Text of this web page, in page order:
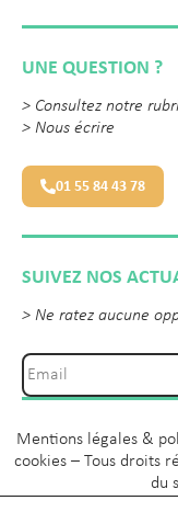
UNE QUESTION ?
> Consultez notre
> Nous écrire
01 55 84 43 78
SUIVEZ NOS
> Ne ratez aucune
Mentions légales &
cookies – Tous droits
du